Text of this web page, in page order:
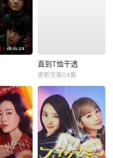
直到T恤干透
更新至第04集